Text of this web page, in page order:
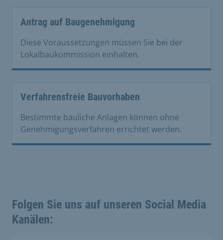
Antrag auf Baugenehmigung
Diese Voraussetzungen müssen Sie bei der
Lokalbaukommission einhalten.
Verfahrensfreie Bauvorhaben
Bestimmte bauliche Anlagen können ohne
Genehmigungsverfahren errichtet werden.
Folgen Sie uns auf unseren Social Media
Kanälen: